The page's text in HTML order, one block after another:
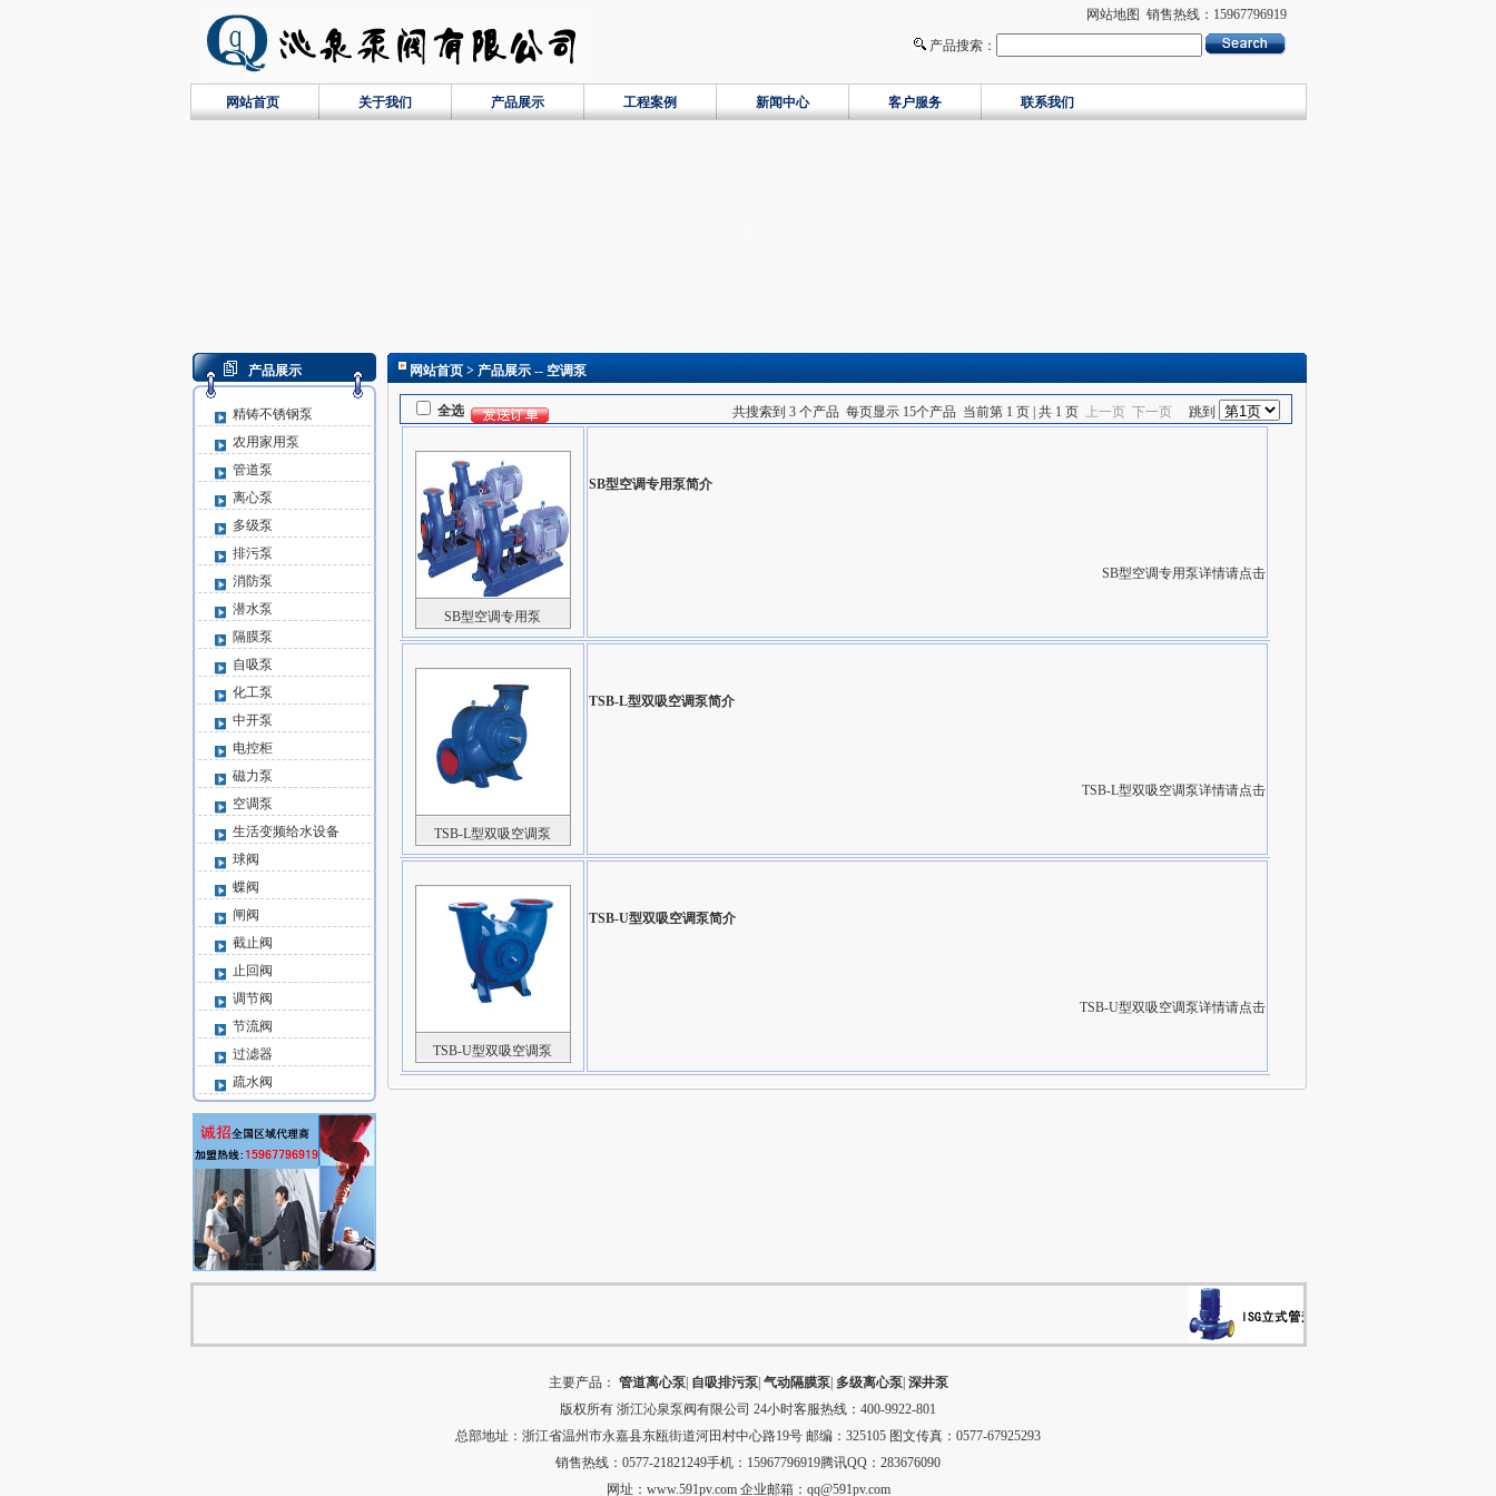
网站地图 销售热线：15967796919
产品搜索：
网站首页 关于我们 产品展示 工程案例 新闻中心 客户服务 联系我们
产品展示
精铸不锈钢泵
农用家用泵
管道泵
离心泵
多级泵
排污泵
消防泵
潜水泵
隔膜泵
自吸泵
化工泵
中开泵
电控柜
磁力泵
空调泵
生活变频给水设备
球阀
蝶阀
闸阀
截止阀
止回阀
调节阀
节流阀
过滤器
疏水阀
网站首页> 产品展示 -- 空调泵
全选 共搜索到 3 个产品 每页显示 15个产品 当前第 1 页 | 共 1 页 上一页 下一页 跳到
SB型空调专用泵
SB型空调专用泵简介
SB型空调专用泵详情请点击
TSB-L型双吸空调泵
TSB-L型双吸空调泵简介
TSB-L型双吸空调泵详情请点击
TSB-U型双吸空调泵
TSB-U型双吸空调泵简介
TSB-U型双吸空调泵详情请点击
主要产品： 管道离心泵| 自吸排污泵| 气动隔膜泵| 多级离心泵| 深井泵
版权所有 浙江沁泉泵阀有限公司 24小时客服热线：400-9922-801
总部地址：浙江省温州市永嘉县东瓯街道河田村中心路19号 邮编：325105 图文传真：0577-67925293
销售热线：0577-21821249手机：15967796919腾讯QQ：283676090
网址： www.591pv.com企业邮箱： qq@591pv.com